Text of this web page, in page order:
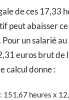
de ces 17,33
peut abaisser
Pour un salarié
euros brut de
calcul donne :
151,67 heures x